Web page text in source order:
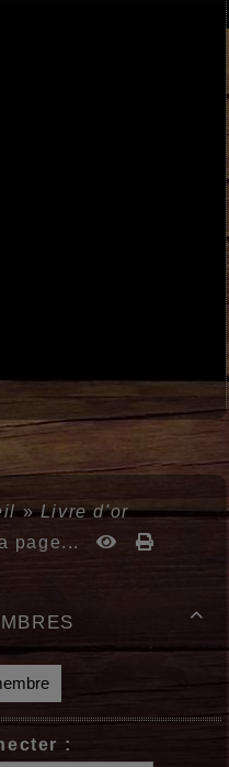
»Livre d'or
page...

: